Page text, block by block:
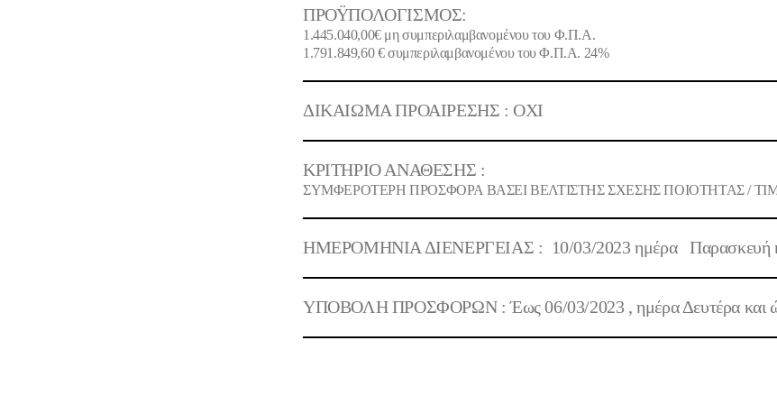
ΠΡΟΫΠΟΛΟΓΙΣΜΟΣ:
1.445.040,00€ μη συμπεριλαμβανομένου του Φ.Π.Α.
1.791.849,60 €συμπεριλαμβανομένου του Φ.Π.Α. 24%
ΔΙΚΑΙΩΜΑ ΠΡΟΑΙΡΕΣΗΣ : ΟΧΙ
ΚΡΙΤΗΡΙΟ ΑΝΑΘΕΣΗΣ :
ΣΥΜΦΕΡΟΤΕΡΗ ΠΡΟΣΦΟΡΑ ΒΑΣΕΙ ΒΕΛΤΙΣΤΗΣ ΣΧΕΣΗΣ ΠΟΙOΤΗΤΑΣ /
ΗΜΕΡΟΜΗΝΙΑ ΔΙΕΝΕΡΓΕΙΑΣ : 10/03/2023 ημέρα Παρασκευή
ΥΠΟΒΟΛΗ ΠΡΟΣΦΟΡΩΝ : Έως06/03/2023 , ημέρα Δευτέρα και